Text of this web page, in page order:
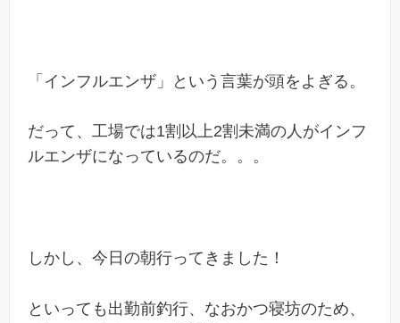
「インフルエンザ」という言葉が頭をよぎる。
だって、工場では1割以上2割未満の人がインフ
ルエンザになっているのだ。。。
しかし、今日の朝行ってきました！
といっても出勤前釣行、なおかつ寝坊のため、